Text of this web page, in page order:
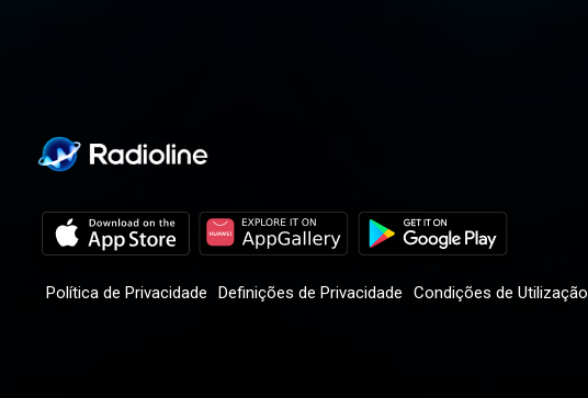
Política de Privacidade Definições de Privacidade Condições de Utilização